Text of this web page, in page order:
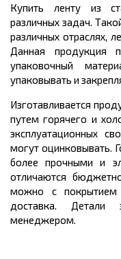
Купить ленту из
различных задач.
различных отраслях,
Данная продукция
упаковочный
упаковывать и
Изготавливается
путем горячего и
эксплуатационных
могут оцинковывать.
более прочными и
отличаются
можно с покрытием
доставка.
менеджером.